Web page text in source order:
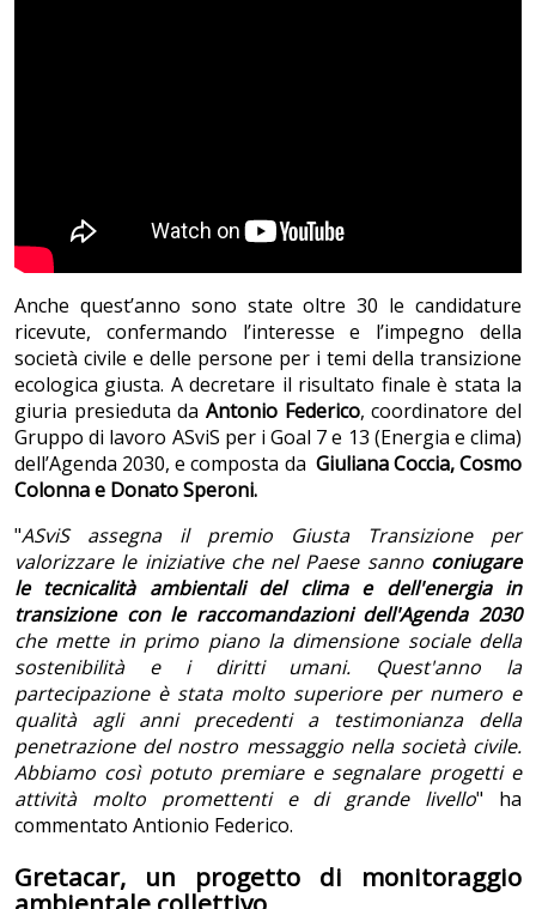
Anche quest’anno sono state oltre 30 le candidature
ricevute, confermando l’interesse e l’impegno della
società civile e delle persone per i temi della transizione
ecologica giusta. A decretare il risultato finale è stata la
giuria presieduta da Antonio Federico, coordinatore del
Gruppo di lavoro ASviS per i Goal 7 e 13 (Energia e clima)
dell’Agenda 2030, e composta da Giuliana Coccia, Cosmo
Colonna e Donato Speroni.
"ASviS assegna il premio Giusta Transizione per
valorizzare le iniziative che nel Paese sanno coniugare
le tecnicalità ambientali del clima e dell'energia in
transizione con le raccomandazioni dell'Agenda 2030
che mette in primo piano la dimensione sociale della
sostenibilità e i diritti umani. Quest'anno la
partecipazione è stata molto superiore per numero e
qualità agli anni precedenti a testimonianza della
penetrazione del nostro messaggio nella società civile.
Abbiamo così potuto premiare e segnalare progetti e
attività molto promettenti e di grande livello" ha
commentato Antionio Federico.
Gretacar, un progetto di monitoraggio